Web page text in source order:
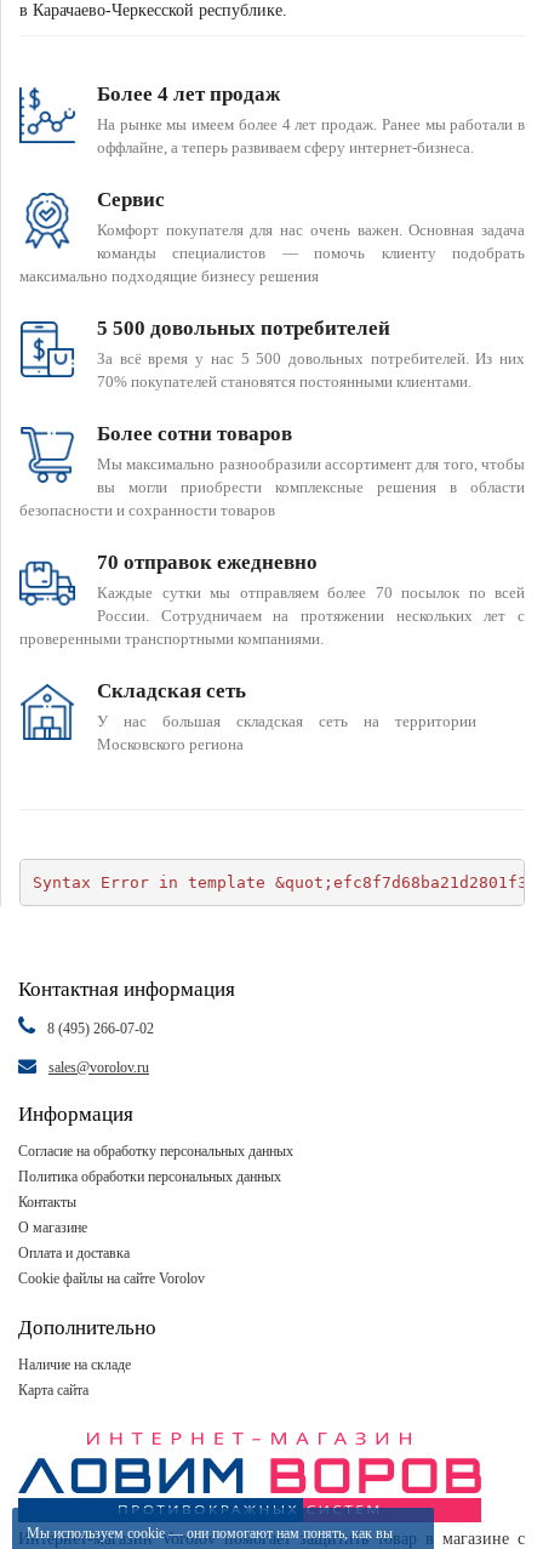
в Карачаево-Черкесской республике.
Более 4 лет продаж
На рынке мы имеем более 4 лет продаж. Ранее мы работали в
оффлайне, а теперь развиваем сферу интернет-бизнеса.
Сервис
Комфорт покупателя для нас очень важен. Основная задача
команды специалистов — помочь клиенту подобрать
максимально подходящие бизнесу решения
5 500 довольных потребителей
За всё время у нас 5 500 довольных потребителей. Из них
70% покупателей становятся постоянными клиентами.
Более сотни товаров
Мы максимально разнообразили ассортимент для того, чтобы
вы могли приобрести комплексные решения в области
безопасности и сохранности товаров
70 отправок ежедневно
Каждые сутки мы отправляем более 70 посылок по всей
России. Сотрудничаем на протяжении нескольких лет с
проверенными транспортными компаниями.
Складская сеть
У нас большая складская сеть на территории
Московского региона
Syntax Error in template
Контактная информация
8 (495) 266-07-02
sales@vorolov.ru
Информация
Согласие на обработку персональных данных
Политика обработки персональных данных
Контакты
О магазине
Оплата и доставка
Cookie файлы на сайте Vorolov
Дополнительно
Наличие на складе
Карта сайта
Интернет-магазин Vorolov помогает защитить товар в магазине с
Мы используемcookie— они помогают нам понять, как вы